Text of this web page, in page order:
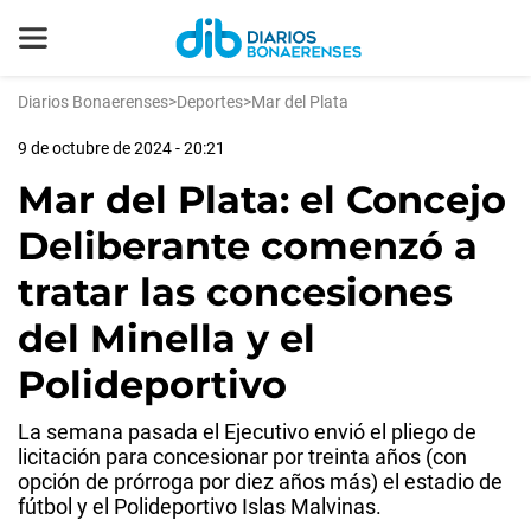
Diarios Bonaerenses>Deportes>Mar del Plata
9 de octubre de 2024 - 20:21
Mar del Plata: el Concejo
Deliberante comenzó a
tratar las concesiones
del Minella y el
Polideportivo
La semana pasada el Ejecutivo envió el pliego de
licitación para concesionar por treinta años (con
opción de prórroga por diez años más) el estadio de
fútbol y el Polideportivo Islas Malvinas.